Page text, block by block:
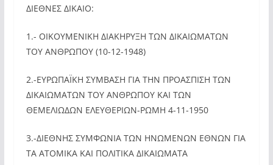
ΔΙΕΘΝΕΣ ΔΙΚΑΙΟ:
1.- ΟΙΚΟΥΜΕΝΙΚΗ ΔΙΑΚΗΡΥΞΗ ΤΩΝ ΔΙΚΑΙΩΜΑΤΩΝ
ΤΟΥ ΑΝΘΡΩΠΟΥ (10-12-1948)
2.-ΕΥΡΩΠΑΪΚΗ ΣΥΜΒΑΣΗ ΓΙΑ ΤΗΝ ΠΡΟΑΣΠΙΣΗ ΤΩΝ
ΔΙΚΑΙΩΜΑΤΩΝ ΤΟΥ ΑΝΘΡΩΠΟΥ ΚΑΙ ΤΩΝ
ΘΕΜΕΛΙΩΔΩΝ ΕΛΕΥΘΕΡΙΩΝ-ΡΩΜΗ 4-11-1950
3.-ΔΙΕΘΝΗΣ ΣΥΜΦΩΝΙΑ ΤΩΝ ΗΝΩΜΕΝΩΝ ΕΘΝΩΝ ΓΙΑ
ΤΑ ΑΤΟΜΙΚΑ ΚΑΙ ΠΟΛΙΤΙΚΑ ΔΙΚΑΙΩΜΑΤΑ